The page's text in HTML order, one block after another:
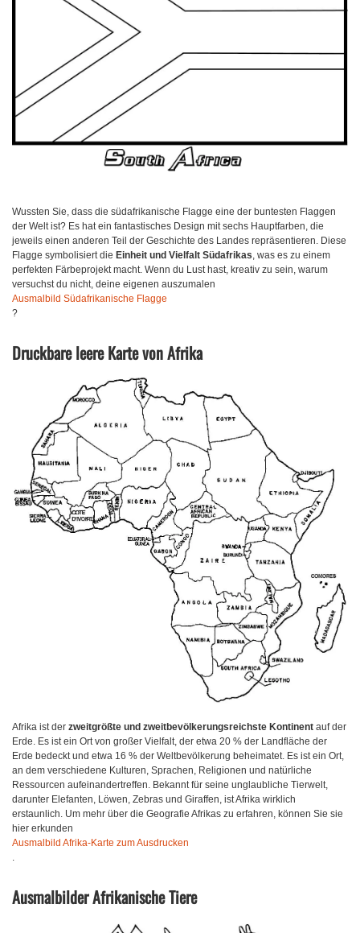
Wussten Sie, dass die südafrikanische Flagge eine der buntesten Flaggen
der Welt ist? Es hat ein fantastisches Design mit sechs Hauptfarben, die
jeweils einen anderen Teil der Geschichte des Landes repräsentieren. Diese
Flagge symbolisiert die Einheit und Vielfalt Südafrikas , was es zu einem
perfekten Färbeprojekt macht. Wenn du Lust hast, kreativ zu sein, warum
versuchst du nicht, deine eigenen auszumalen
Ausmalbild Südafrikanische Flagge
?
Druckbare leere Karte von Afrika
Afrika ist der zweitgrößte und zweitbevölkerungsreichste Kontinent auf der
Erde. Es ist ein Ort von großer Vielfalt, der etwa 20 % der Landfläche der
Erde bedeckt und etwa 16 % der Weltbevölkerung beheimatet. Es ist ein Ort,
an dem verschiedene Kulturen, Sprachen, Religionen und natürliche
Ressourcen aufeinandertreffen. Bekannt für seine unglaubliche Tierwelt,
darunter Elefanten, Löwen, Zebras und Giraffen, ist Afrika wirklich
erstaunlich. Um mehr über die Geografie Afrikas zu erfahren, können Sie sie
hier erkunden
Ausmalbild Afrika-Karte zum Ausdrucken
.
Ausmalbilder Afrikanische Tiere